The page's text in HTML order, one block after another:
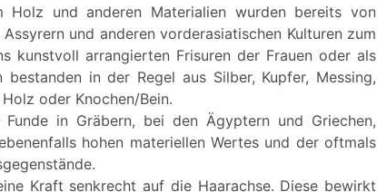
Holz und anderen Materialien wurden bereits von
und anderen vorderasiatischen Kulturen zum
kunstvoll arrangierten Frisuren der Frauen oder als
in der Regel aus Silber, Kupfer, Messing,
oder Knochen/Bein.
in Gräbern, bei den Ägyptern und Griechen,
hohen materiellen Wertes und der oftmals
Kraft senkrecht auf die Haarachse. Diese bewirkt